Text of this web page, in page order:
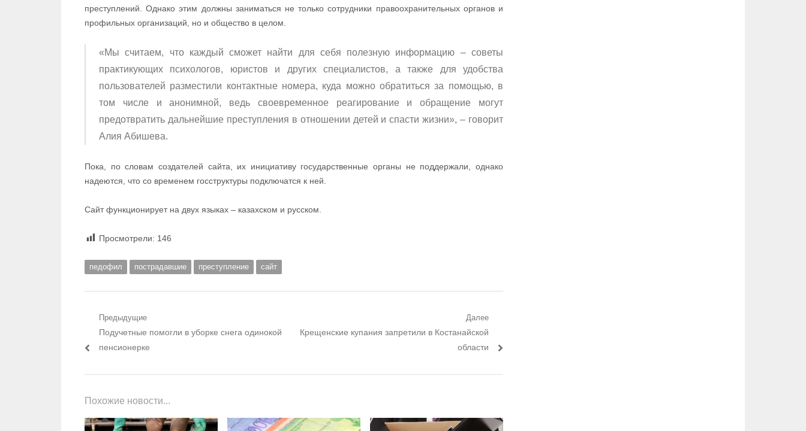
преступлений. Однако этим должны заниматься не только сотрудники правоохранительных органов и
профильных организаций, но и общество в целом.
«Мы считаем, что каждый сможет найти для себя полезную информацию – советы
практикующих психологов, юристов и других специалистов, а также для удобства
пользователей разместили контактные номера, куда можно обратиться за помощью, в
том числе и анонимной, ведь своевременное реагирование и обращение могут
предотвратить дальнейшие преступления в отношении детей и спасти жизни», – говорит
Алия Абишева.
Пока, по словам создателей сайта, их инициативу государственные органы не поддержали, однако
надеются, что со временем госструктуры подключатся к ней.
Сайт функционирует на двух языках – казахском и русском.
Просмотрели: 146
педофил пострадавшие преступление сайт
Навигация по записям
Предыдущие
Предыдущий пост:
Подучетные помогли в уборке снега одинокой
пенсионерке
Далее
Следующий пост:
Крещенские купания запретили в Костанайской
области
Похожие новости...